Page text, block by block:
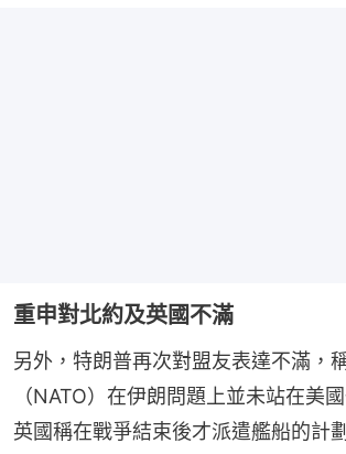
重申對北約及英國不滿
另外，特朗普再次對盟友表達不滿，
（NATO）在伊朗問題上並未站在美
英國稱在戰爭結束後才派遣艦船的計